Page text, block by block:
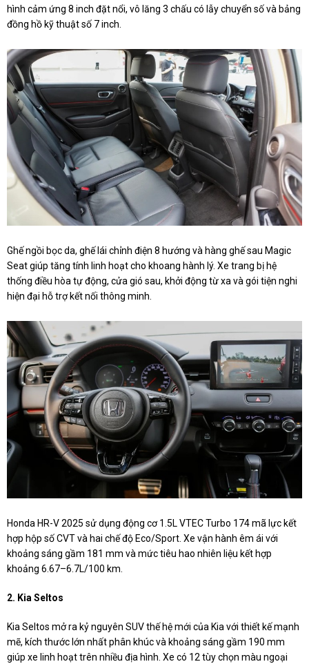
hình cảm ứng 8 inch đặt nổi, vô lăng 3 chấu có lẫy chuyển số và bảng
đồng hồ kỹ thuật số 7 inch.
Ghế ngồi bọc da, ghế lái chỉnh điện 8 hướng và hàng ghế sau Magic
Seat giúp tăng tính linh hoạt cho khoang hành lý. Xe trang bị hệ
thống điều hòa tự động, cửa gió sau, khởi động từ xa và gói tiện nghi
hiện đại hỗ trợ kết nối thông minh.
Honda HR-V 2025 sử dụng động cơ 1.5L VTEC Turbo 174 mã lực kết
hợp hộp số CVT và hai chế độ Eco/Sport. Xe vận hành êm ái với
khoảng sáng gầm 181 mm và mức tiêu hao nhiên liệu kết hợp
khoảng 6.67–6.7L/100 km.
2. Kia Seltos
Kia Seltos mở ra kỷ nguyên SUV thế hệ mới của Kia với thiết kế mạnh
mẽ, kích thước lớn nhất phân khúc và khoảng sáng gầm 190 mm
giúp xe linh hoạt trên nhiều địa hình. Xe có 12 tùy chọn màu ngoại